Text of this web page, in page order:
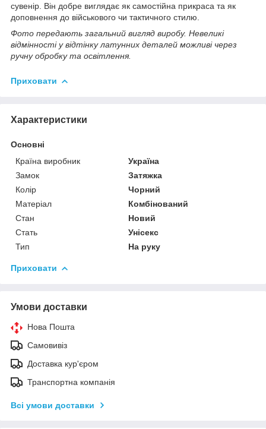
сувенір. Він добре виглядає як самостійна прикраса та як
доповнення до військового чи тактичного стилю.
Фото передають загальний вигляд виробу. Невеликі
відмінності у відтінку латунних деталей можливі через
ручну обробку та освітлення.
Приховати
Характеристики
Основні
Країна виробник
Україна
Замок
Затяжка
Колір
Чорний
Матеріал
Комбінований
Стан
Новий
Стать
Унісекс
Тип
На руку
Приховати
Умови доставки
Нова Пошта
Самовивіз
Доставка кур'єром
Транспортна компанія
Всі умови доставки